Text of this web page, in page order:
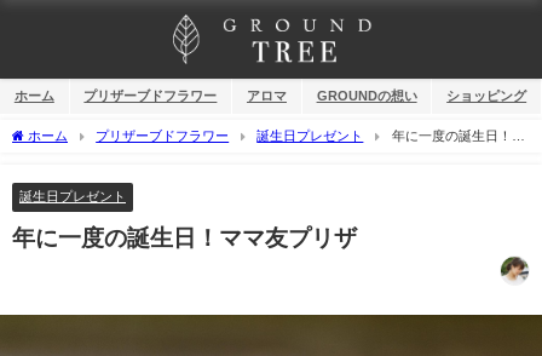
ホーム プリザーブドフラワー アロマ GROUNDの想い ショッピング
ホーム プリザーブドフラワー 誕生日プレゼント
年に一度の誕生日！マ
誕生日プレゼント
年に一度の誕生日！ママ友プリザ